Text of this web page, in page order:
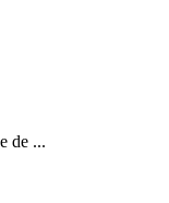
de ...